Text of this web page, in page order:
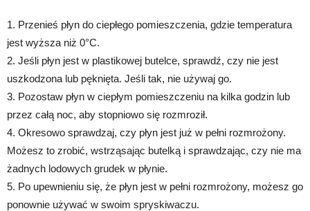
1. Przenieś płyn do ciepłego pomieszczenia, gdzie temperatura
jest wyższa niż 0°C.
2. Jeśli płyn jest w plastikowej butelce, sprawdź, czy nie jest
uszkodzona lub pęknięta. Jeśli tak, nie używaj go.
3. Pozostaw płyn w ciepłym pomieszczeniu na kilka godzin lub
przez całą noc, aby stopniowo się rozmroził.
4. Okresowo sprawdzaj, czy płyn jest już w pełni rozmrożony.
Możesz to zrobić, wstrząsając butelką i sprawdzając, czy nie ma
żadnych lodowych grudek w płynie.
5. Po upewnieniu się, że płyn jest w pełni rozmrożony, możesz go
ponownie używać w swoim spryskiwaczu.